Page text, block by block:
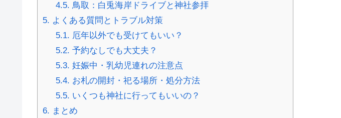
4.5. 鳥取：白兎海岸ドライブと神社参拝
5. よくある質問とトラブル対策
5.1. 厄年以外でも受けてもいい？
5.2. 予約なしでも大丈夫？
5.3. 妊娠中・乳幼児連れの注意点
5.4. お札の開封・祀る場所・処分方法
5.5. いくつも神社に行ってもいいの？
6. まとめ